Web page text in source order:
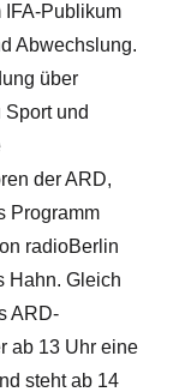
IFA-Publikum
Abwechslung.
über
Sport und
der ARD,
Programm
radioBerlin
Hahn. Gleich
ARD-
ab 13 Uhr eine
steht ab 14